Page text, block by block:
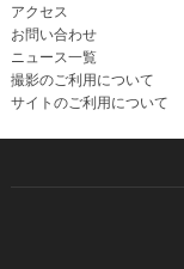
アクセス
お問い合わせ
ニュース一覧
撮影のご利用について
サイトのご利用について